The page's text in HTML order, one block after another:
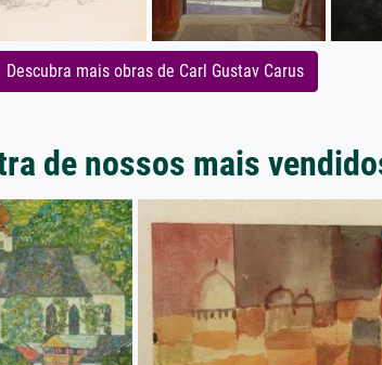
Descubra mais obras de Carl Gustav Carus
de nossos mais